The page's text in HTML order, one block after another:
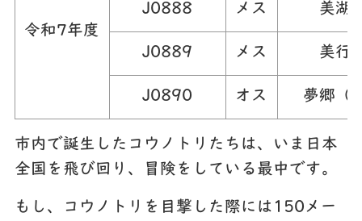
令和7年度
J0888 メス 美湖
J0889 メス 美行
J0890 オス 夢郷（
市内で誕生したコウノトリたちは、いま日本
全国を飛び回り、冒険をしている最中です。
もし、コウノトリを目撃した際には150メー